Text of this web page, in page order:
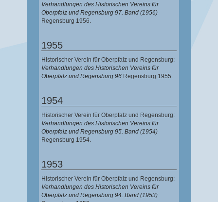
Verhandlungen des Historischen Vereins für
Oberpfalz und Regensburg 97. Band (1956)
Regensburg 1956.
1955
Historischer Verein für Oberpfalz und Regensburg:
Verhandlungen des Historischen Vereins für
Oberpfalz und Regensburg 96 Regensburg 1955.
1954
Historischer Verein für Oberpfalz und Regensburg:
Verhandlungen des Historischen Vereins für
Oberpfalz und Regensburg 95. Band (1954)
Regensburg 1954.
1953
Historischer Verein für Oberpfalz und Regensburg:
Verhandlungen des Historischen Vereins für
Oberpfalz und Regensburg 94. Band (1953)